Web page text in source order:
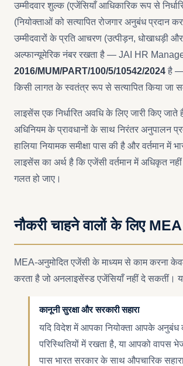
उम्मीदवार शुल्क (एजेंसियाँ आधिकारिक रूप से
(नियोक्ताओं को सत्यापित रोजगार अनुबंध प्रदान
उम्मीदवारों के प्रति आचरण (उत्पीड़न, धोखाधड़ी
अल्फान्यूमेरिक नंबर रखता है — JAI HR
2016/MUM/PART/100/5/10542/2024 है —
किसी लागत के स्वतंत्र रूप से सत्यापित किया जा
लाइसेंस एक निर्धारित अवधि के लिए जारी किए
अधिनियम के प्रावधानों के साथ निरंतर अनुपालन
हालिया नियामक समीक्षा पास की है और वर्तमान
लाइसेंस का अर्थ है कि एजेंसी वर्तमान में अधिकृत
गलत हो जाए।
नौकरी चाहने वालों के लिए
MEA-अनुमोदित एजेंसी के माध्यम से काम करना
करता है जो अनलाइसेंस्ड एजेंसियाँ नहीं दे सकतीं।
कानूनी सुरक्षा और सरकारी सहारा
यदि विदेश में आपका नियोक्ता आपके अनुबंध
परिस्थितियों में रखता है, या आपको वापस
पास भारत सरकार के साथ औपचारिक